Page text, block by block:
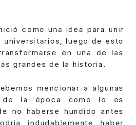
como una idea para unir
universitarios, luego de esto
en una de las
grandes de la historia.
mencionar a algunas
de la época como lo es
no haberse hundido antes
indudablemente haber